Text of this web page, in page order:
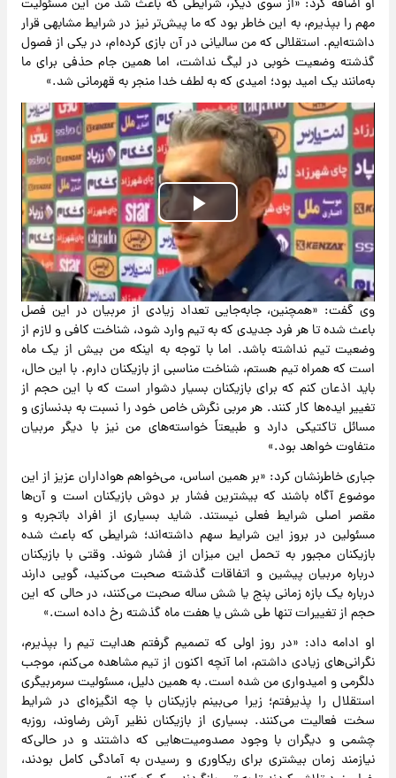
او اضافه کرد: «از سوی دیگر، شرایطی که باعث شد من این مسئولیت
مهم را بپذیرم، به این خاطر بود که ما پیش‌تر نیز در شرایط مشابهی قرار
داشته‌ایم. استقلالی که من سالیانی در آن بازی کرده‌ام، در یکی از فصول
گذشته وضعیت خوبی در لیگ نداشت، اما همین جام حذفی برای ما
به‌مانند یک امید بود؛ امیدی که به لطف خدا منجر به قهرمانی شد.»
Play
Video
وی گفت: «همچنین، جابه‌جایی تعداد زیادی از مربیان در این فصل
باعث شده تا هر فرد جدیدی که به تیم وارد شود، شناخت کافی و لازم از
وضعیت تیم نداشته باشد. اما با توجه به اینکه من بیش از یک ماه
است که همراه تیم هستم، شناخت مناسبی از بازیکنان دارم. با این حال،
باید اذعان کنم که برای بازیکنان بسیار دشوار است که با این حجم از
تغییر ایده‌ها کار کنند. هر مربی نگرش خاص خود را نسبت به بدنسازی و
مسائل تاکتیکی دارد و طبیعتاً خواسته‌های من نیز با دیگر مربیان
متفاوت خواهد بود.»
جباری خاطرنشان کرد: «بر همین اساس، می‌خواهم هواداران عزیز از این
موضوع آگاه باشند که بیشترین فشار بر دوش بازیکنان است و آن‌ها
مقصر اصلی شرایط فعلی نیستند. شاید بسیاری از افراد باتجربه و
مسئولین در بروز این شرایط سهم داشته‌اند؛ شرایطی که باعث شده
بازیکنان مجبور به تحمل این میزان از فشار شوند. وقتی با بازیکنان
درباره مربیان پیشین و اتفاقات گذشته صحبت می‌کنید، گویی دارند
درباره یک بازه زمانی پنج یا شش ساله صحبت می‌کنند، در حالی‌ که این
حجم از تغییرات تنها طی شش یا هفت ماه گذشته رخ داده است.»
او ادامه داد: «در روز اولی که تصمیم گرفتم هدایت تیم را بپذیرم،
نگرانی‌های زیادی داشتم، اما آنچه اکنون از تیم مشاهده می‌کنم، موجب
دلگرمی و امیدواری من شده است. به همین دلیل، مسئولیت سرمربیگری
استقلال را پذیرفتم؛ زیرا می‌بینم بازیکنان با چه انگیزه‌ای در شرایط
سخت فعالیت می‌کنند. بسیاری از بازیکنان نظیر آرش رضاوند، روزبه
چشمی و دیگران با وجود مصدومیت‌هایی که داشتند و در حالی‌که
نیازمند زمان بیشتری برای ریکاوری و رسیدن به آمادگی کامل بودند،